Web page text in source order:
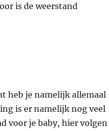
is de weerstand
heb je namelijk allemaal
is er namelijk nog veel
voor je baby, hier volgen